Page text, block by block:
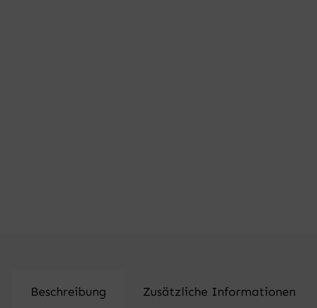
Beschreibung Zusätzliche Informationen